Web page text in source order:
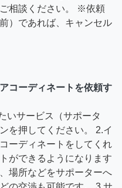
相談ください。 ※依頼
）であれば、キャンセル
コーディネートを依頼す
いサービス（サポータ
を押してください。 2.イ
ーディネートをしてくれ
ができるようになります
場所などをサポーターへ